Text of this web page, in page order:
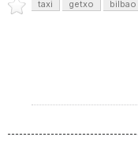
taxi getxo bilbao